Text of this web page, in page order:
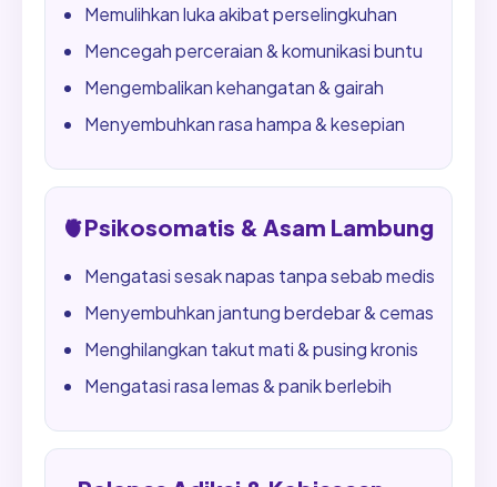
Memulihkan luka akibat perselingkuhan
Mencegah perceraian & komunikasi buntu
Mengembalikan kehangatan & gairah
Menyembuhkan rasa hampa & kesepian
🫀Psikosomatis & Asam Lambung
Mengatasi sesak napas tanpa sebab medis
Menyembuhkan jantung berdebar & cemas
Menghilangkan takut mati & pusing kronis
Mengatasi rasa lemas & panik berlebih